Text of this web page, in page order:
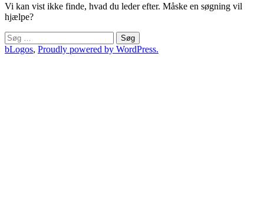
Vi kan vist ikke finde, hvad du leder efter. Måske en søgning vil
hjælpe?
Søg
efter:
bLogos, Proudly powered by WordPress.